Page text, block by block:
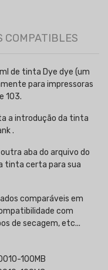
COMPATIBLES
de tinta Dye dye (um
para impressoras
103.
a introdução da tinta
.
aba do arquivo do
tinta certa para sua
comparáveis em
com
de secagem, etc...
100MB